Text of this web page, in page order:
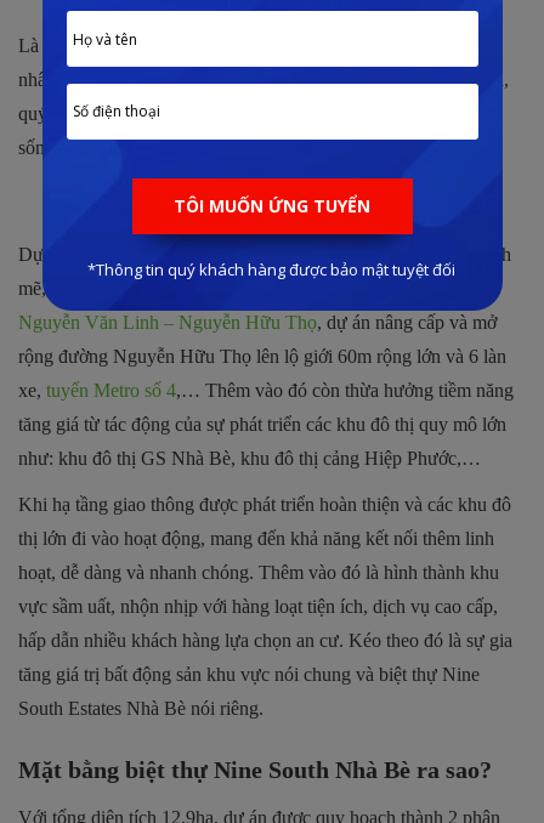
Là nơi an cư lý tưởng cho các đối tượng khách hàng là doanh
nhân thành đạt, quản lý cấp cao,…Sống tại biệt thự Nine South,
quý khách hàng là một phần trong cộng đồng dân cư thành đạt,
sống cùng với những người hàng xóm văn minh và tri thức.
Tiềm năng tăng giá tốt trong tương lai
Dự án nằm trong khu vực có hạ tầng giao thông phát triển mạnh
mẽ, tiêu biểu như: dự án hầm chui, cầu vượt
Nguyễn Văn Linh – Nguyễn Hữu Thọ, dự án nâng cấp và mở
rộng đường Nguyễn Hữu Thọ lên lộ giới 60m rộng lớn và 6 làn
xe, tuyến Metro số 4,… Thêm vào đó còn thừa hưởng tiềm năng
tăng giá từ tác động của sự phát triển các khu đô thị quy mô lớn
như: khu đô thị GS Nhà Bè, khu đô thị cảng Hiệp Phước,…
Khi hạ tầng giao thông được phát triển hoàn thiện và các khu đô
thị lớn đi vào hoạt động, mang đến khả năng kết nối thêm linh
hoạt, dễ dàng và nhanh chóng. Thêm vào đó là hình thành khu
vực sầm uất, nhộn nhịp với hàng loạt tiện ích, dịch vụ cao cấp,
hấp dẫn nhiều khách hàng lựa chọn an cư. Kéo theo đó là sự gia
tăng giá trị bất động sản khu vực nói chung và biệt thự Nine
South Estates Nhà Bè nói riêng.
Mặt bằng biệt thự Nine South Nhà Bè ra sao?
Với tổng diện tích 12,9ha, dự án được quy hoạch thành 2 phân